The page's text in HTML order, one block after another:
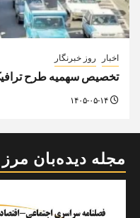
اخبار روز خبرنگار
تخصیص سهمیه طرح
مجله دیده‌بان مرز